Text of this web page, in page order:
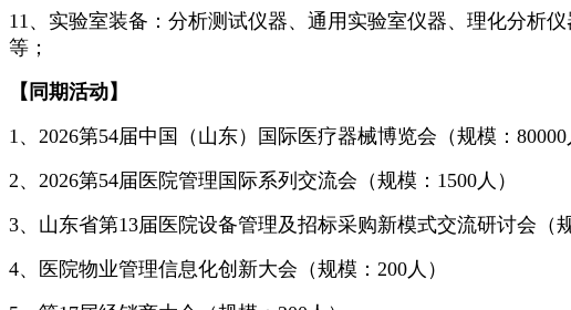
11、实验室装备：分析测试仪器、通用实验室仪器、理化分析
等；
【同期活动】
1、2026第54届中国（山东）国际医疗器械博览会（规模：80000
2、2026第54届医院管理国际系列交流会（规模：1500人）
3、山东省第13届医院设备管理及招标采购新模式交流研讨会（
4、医院物业管理信息化创新大会（规模：200人）